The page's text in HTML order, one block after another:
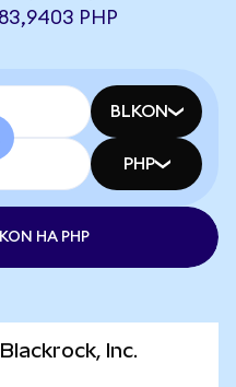
PHP
BLKON
PHP
НА PHP
Blackrock, Inc.